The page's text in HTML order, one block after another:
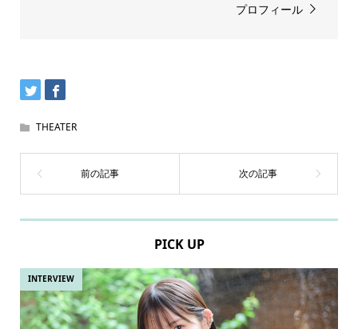
プロフィール
THEATER
PICK UP
INTERVIEW